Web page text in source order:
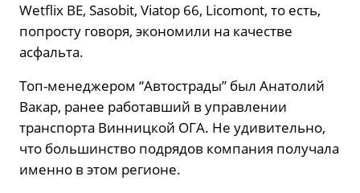
Wetflix ВЕ, Sasobit, Viatop 66, Licomont, то есть,
попросту говоря, экономили на качестве
асфальта.
Топ-менеджером “Автострады” был Анатолий
Вакар, ранее работавший в управлении
транспорта Винницкой ОГА. Не удивительно,
что большинство подрядов компания получала
именно в этом регионе.